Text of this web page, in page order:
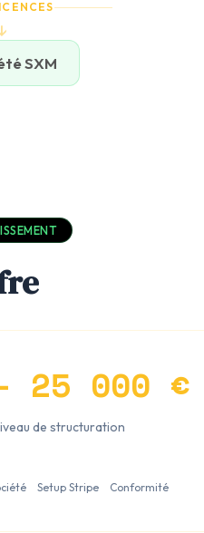
SXM
25 000 €
de structuration
Setup Stripe Conformité